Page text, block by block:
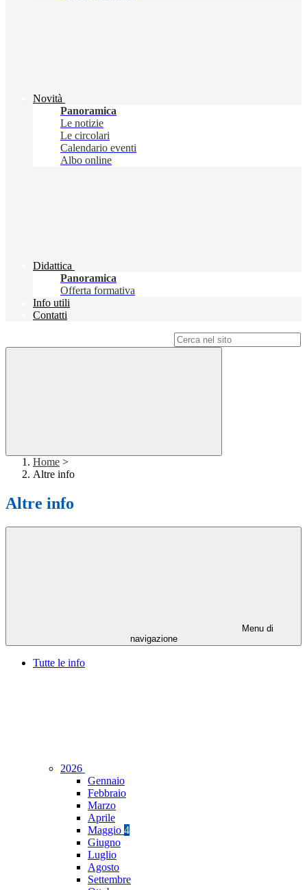
Novità
Panoramica
Le notizie
Le circolari
Calendario eventi
Albo online
Didattica
Panoramica
Offerta formativa
Info utili
Contatti
Home >
Altre info
Altre info
Menu di
navigazione
Tutte le info
2026
Gennaio
Febbraio
Marzo
Aprile
Maggio 4
Giugno
Luglio
Agosto
Settembre